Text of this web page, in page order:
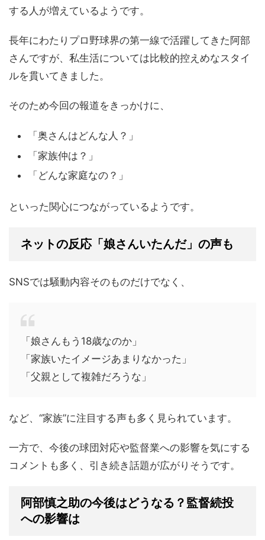
する人が増えているようです。
長年にわたりプロ野球界の第一線で活躍してきた阿部
さんですが、私生活については比較的控えめなスタイ
ルを貫いてきました。
そのため今回の報道をきっかけに、
「奥さんはどんな人？」
「家族仲は？」
「どんな家庭なの？」
といった関心につながっているようです。
ネットの反応「娘さんいたんだ」の声も
SNSでは騒動内容そのものだけでなく、
「娘さんもう18歳なのか」
「家族いたイメージあまりなかった」
「父親として複雑だろうな」
など、“家族”に注目する声も多く見られています。
一方で、今後の球団対応や監督業への影響を気にする
コメントも多く、引き続き話題が広がりそうです。
阿部慎之助の今後はどうなる？監督続投
への影響は